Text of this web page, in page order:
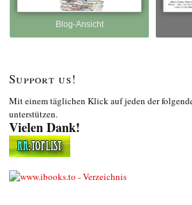
Blog-Ansicht
Support us!
Mit einem täglichen Klick auf jeden der
unterstützen.
Vielen Dank!